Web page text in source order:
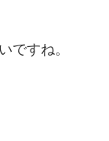
ですね。